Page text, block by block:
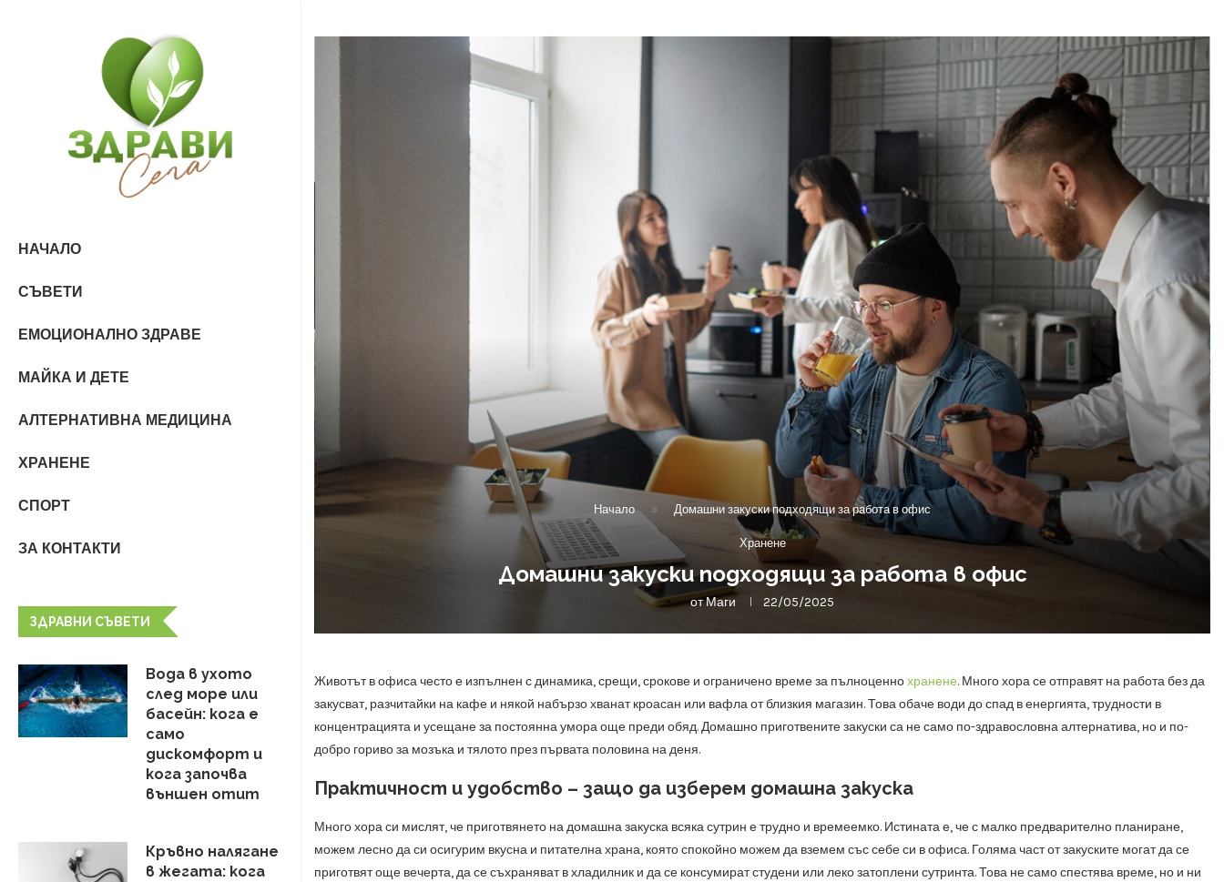
НАЧАЛО
СЪВЕТИ
ЕМОЦИОНАЛНО ЗДРАВЕ
МАЙКА И ДЕТЕ
АЛТЕРНАТИВНА МЕДИЦИНА
ХРАНЕНЕ
СПОРТ
ЗА КОНТАКТИ
ЗДРАВНИ СЪВЕТИ
Вода в ухото
след море или
басейн: кога е
само
дискомфорт и
кога започва
външен отит
Кръвно налягане
в жегата: кога
Начало » Домашни закуски подходящи за работа в офис
Хранене
Домашни закуски подходящи за работа в офис
отМаги 22/05/2025
Животът в офиса често е изпълнен с динамика, срещи, срокове и ограничено време за пълноценнохранене. Много хора се отправят на работа без да
закусват, разчитайки на кафе и някой набързо хванат кроасан или вафла от близкия магазин. Това обаче води до спад в енергията, трудности в
концентрацията и усещане за постоянна умора още преди обяд. Домашно приготвените закуски са не само по-здравословна алтернатива, но и по-
добро гориво за мозъка и тялото през първата половина на деня.
Практичност и удобство – защо да изберем домашна закуска
Много хора си мислят, че приготвянето на домашна закуска всяка сутрин е трудно и времеемко. Истината е, че с малко предварително планиране,
можем лесно да си осигурим вкусна и питателна храна, която спокойно можем да вземем със себе си в офиса. Голяма част от закуските могат да се
приготвят още вечерта, да се съхраняват в хладилник и да се консумират студени или леко затоплени сутринта. Това не само спестява време, но и ни